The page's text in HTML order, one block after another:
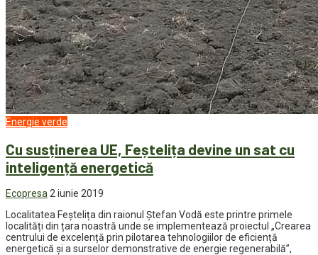
Energie verde
Cu susținerea UE, Feștelița devine un sat cu
inteligență energetică
Ecopresa 2 iunie 2019
Localitatea Feștelița din raionul Ștefan Vodă este printre primele
localități din țara noastră unde se implementează proiectul „Crearea
centrului de excelență prin pilotarea tehnologiilor de eficiență
energetică și a surselor demonstrative de energie regenerabilă”,